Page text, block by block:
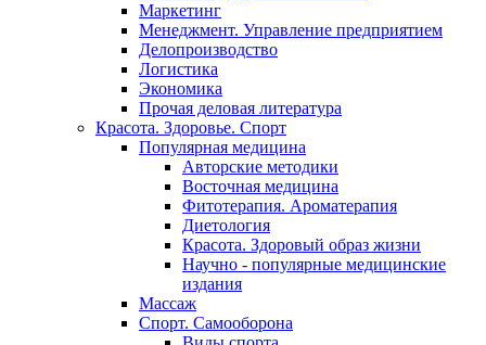
Маркетинг
Менеджмент. Управление предприятием
Делопроизводство
Логистика
Экономика
Прочая деловая литература
Красота. Здоровье. Спорт
Популярная медицина
Авторские методики
Восточная медицина
Фитотерапия. Ароматерапия
Диетология
Красота. Здоровый образ жизни
Научно - популярные медицинские
издания
Массаж
Спорт. Самооборона